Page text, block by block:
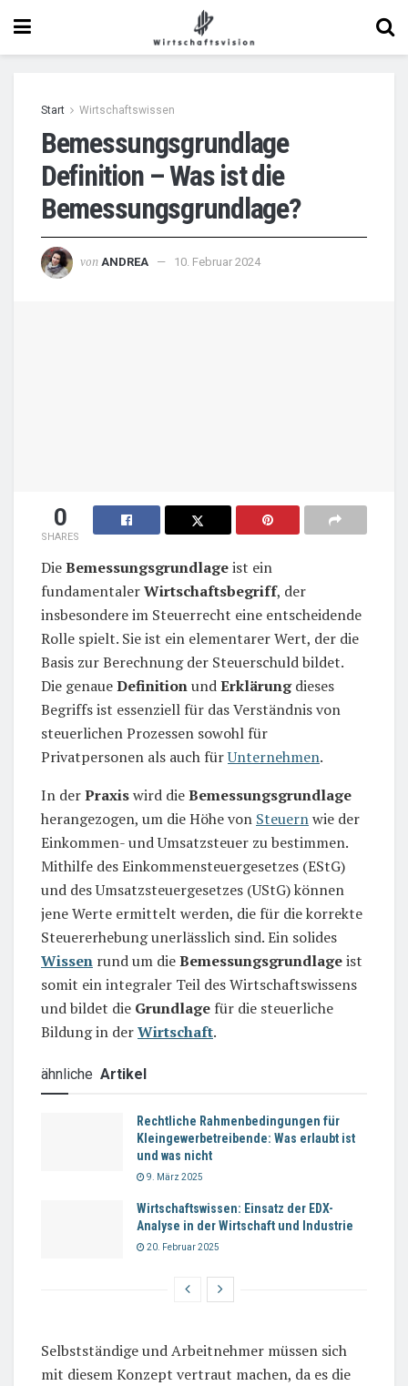
Start Wirtschaftswissen
Bemessungsgrundlage
Definition – Was ist die
Bemessungsgrundlage?
von ANDREA 10. Februar 2024
0
SHARES
DieBemessungsgrundlageist ein
fundamentalerWirtschaftsbegriff, der
insbesondere im Steuerrecht eine entscheidende
Rolle spielt. Sie ist ein elementarer Wert, der die
Basis zur Berechnung der Steuerschuld bildet.
Die genaueDefinitionundErklärungdieses
Begriffs ist essenziell für das Verständnis von
steuerlichen Prozessen sowohl für
Privatpersonen als auch fürUnternehmen.
In derPraxiswird dieBemessungsgrundlage
herangezogen, um die Höhe von Steuernwie der
Einkommen- und Umsatzsteuer zu bestimmen.
Mithilfe des Einkommensteuergesetzes (EStG)
und des Umsatzsteuergesetzes (UStG) können
jene Werte ermittelt werden, die für die korrekte
Steuererhebung unerlässlich sind. Ein solides
Wissen rund um dieBemessungsgrundlageist
somit ein integraler Teil des Wirtschaftswissens
und bildet die Grundlage für die steuerliche
Bildung in derWirtschaft.
ähnliche Artikel
Rechtliche Rahmenbedingungen für
Kleingewerbetreibende: Was erlaubt ist
und was nicht
9. März 2025
Wirtschaftswissen: Einsatz der EDX-
Analyse in der Wirtschaft und Industrie
20. Februar 2025
Selbstständige und Arbeitnehmer müssen sich
mit diesem Konzept vertraut machen, da es die